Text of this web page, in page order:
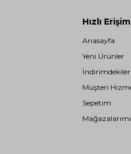
Hızlı Erişim
Anasayfa
Yeni Ürünler
İndirimdekiler
Müşteri
Sepetim